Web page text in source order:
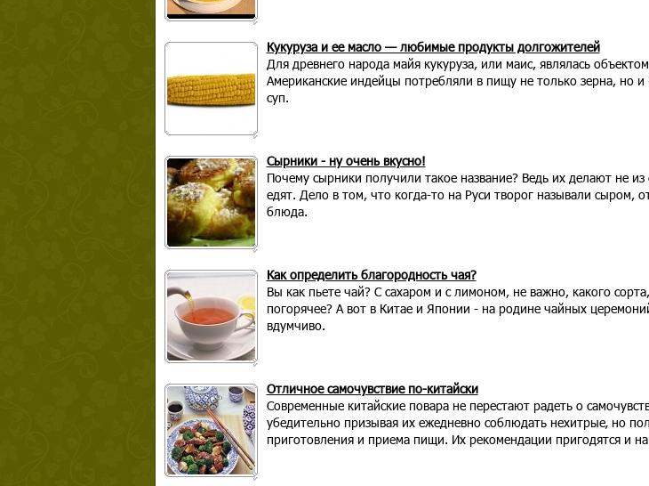
Кукуруза и ее масло — любимые продукты долгожителей
Для древнего народа майя кукуруза, или маис, являлась
Американские индейцы потребляли в пищу не только зерна, но
суп.
Сырники - ну очень вкусно!
Почему сырники получили такое название? Ведь их делают не
едят. Дело в том, что когда-то на Руси творог называли сыром,
блюда.
Как определить благородность чая?
Вы как пьете чай? С сахаром и с лимоном, не важно, какого
погорячее? А вот в Китае и Японии - на родине чайных
вдумчиво.
Отличное самочувствие по-китайски
Современные китайские повара не перестают радеть о
убедительно призывая их ежедневно соблюдать нехитрые‚ но
приготовления и приема пищи. Их рекомендации пригодятся и